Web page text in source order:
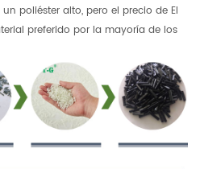
poliéster alto, pero el precio de El
preferido por la mayoría de los